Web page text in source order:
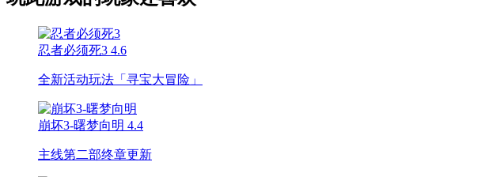
忍者必须死3 4.6
全新活动玩法「寻宝大冒险」
崩坏3-曙梦向明 4.4
主线第二部终章更新